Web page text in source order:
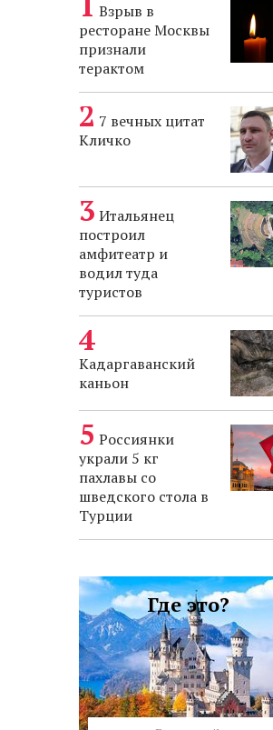
Взрыв в
ресторане Москвы
признали
терактом
7 вечных цитат
Кличко
Итальянец
построил
амфитеатр и
водил туда
туристов
Кадаргаванский
каньон
Россиянки
украли 5 кг
пахлавы со
шведского стола в
Турции
Где это?